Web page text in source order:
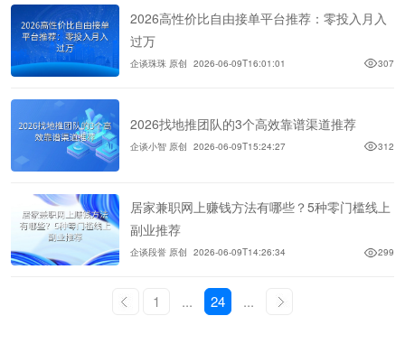
2026高性价比自由接单平台推荐：零投入月入
过万
企谈珠珠 原创 2026-06-09T16:01:01 307
2026找地推团队的3个高效靠谱渠道推荐
企谈小智 原创 2026-06-09T15:24:27 312
居家兼职网上赚钱方法有哪些？5种零门槛线上
副业推荐
企谈段誉 原创 2026-06-09T14:26:34 299
1 ... 24 ...